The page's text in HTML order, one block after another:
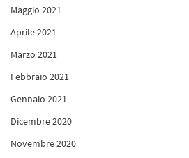
Maggio 2021
Aprile 2021
Marzo 2021
Febbraio 2021
Gennaio 2021
Dicembre 2020
Novembre 2020